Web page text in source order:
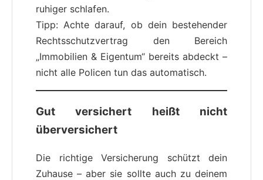
ruhiger schlafen.
Tipp: Achte darauf, ob dein bestehender
Rechtsschutzvertrag den Bereich
„Immobilien & Eigentum“ bereits abdeckt –
nicht alle Policen tun das automatisch.
Gut versichert heißt nicht
überversichert
Die richtige Versicherung schützt dein
Zuhause – aber sie sollte auch zu deinem